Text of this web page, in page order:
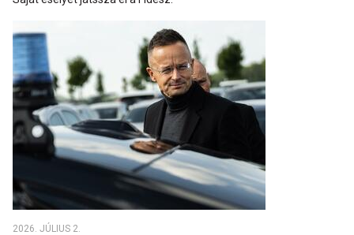
2026. JÚLIUS 2.